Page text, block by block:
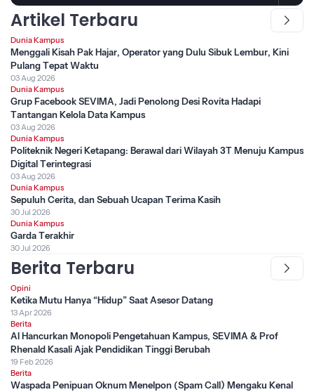
Artikel Terbaru
Dunia Kampus
Menggali Kisah Pak Hajar, Operator yang Dulu Sibuk Lembur, Kini
Pulang Tepat Waktu
03 Aug 2026
Dunia Kampus
Grup Facebook SEVIMA, Jadi Penolong Desi Rovita Hadapi
Tantangan Kelola Data Kampus
03 Aug 2026
Dunia Kampus
Politeknik Negeri Ketapang: Berawal dari Wilayah 3T Menuju Kampus
Digital Terintegrasi
03 Aug 2026
Dunia Kampus
Sepuluh Cerita, dan Sebuah Ucapan Terima Kasih
30 Jul 2026
Dunia Kampus
Garda Terakhir
30 Jul 2026
Berita Terbaru
Opini
Ketika Mutu Hanya “Hidup” Saat Asesor Datang
13 Apr 2026
Berita
AI Hancurkan Monopoli Pengetahuan Kampus, SEVIMA & Prof
Rhenald Kasali Ajak Pendidikan Tinggi Berubah
19 Feb 2026
Berita
Waspada Penipuan Oknum Menelpon (Spam Call) Mengaku Kenal